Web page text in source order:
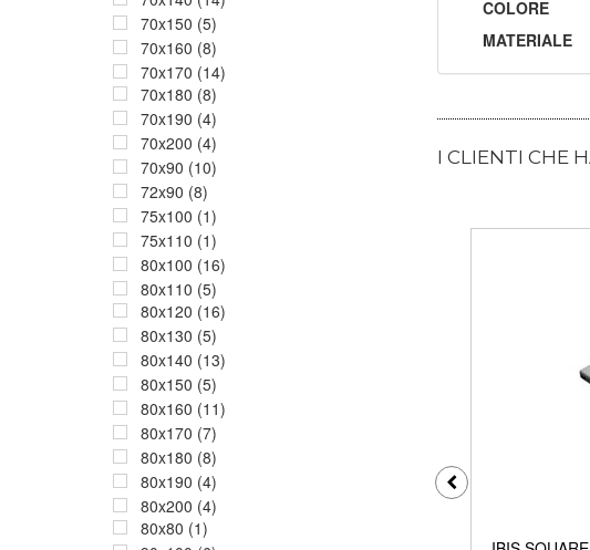
70x150 (5)
70x160 (8)
70x170 (14)
70x180 (8)
70x190 (4)
70x200 (4)
70x90 (10)
72x90 (8)
75x100 (1)
75x110 (1)
80x100 (16)
80x110 (5)
80x120 (16)
80x130 (5)
80x140 (13)
80x150 (5)
80x160 (11)
80x170 (7)
80x180 (8)
80x190 (4)
80x200 (4)
80x80 (1)
COLORE
MATERIALE
I CLIENTI CHE